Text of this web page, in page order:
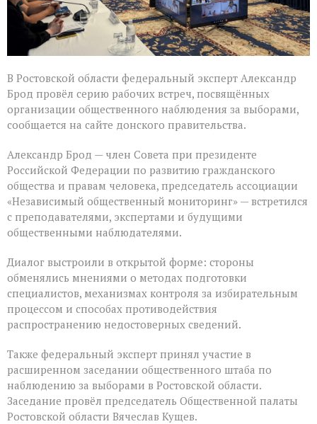
В Ростовской области федеральный эксперт Александр
Брод провёл серию рабочих встреч, посвящённых
организации общественного наблюдения за выборами,
сообщается на сайте донского правительства.
Александр Брод — член Совета при президенте
Российской Федерации по развитию гражданского
общества и правам человека, председатель ассоциации
«Независимый общественный мониторинг» — встретился
с преподавателями, экспертами и будущими
общественными наблюдателями.
Диалог выстроили в открытой форме: стороны
обменялись мнениями о методах подготовки
специалистов, механизмах контроля за избирательным
процессом и способах противодействия
распространению недостоверных сведений.
Также федеральный эксперт принял участие в
расширенном заседании общественного штаба по
наблюдению за выборами в Ростовской области.
Заседание провёл председатель Общественной палаты
Ростовской области Вячеслав Кущев.